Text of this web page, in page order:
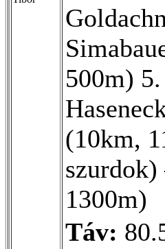
500m)
(10km,
1300m)
Táv: